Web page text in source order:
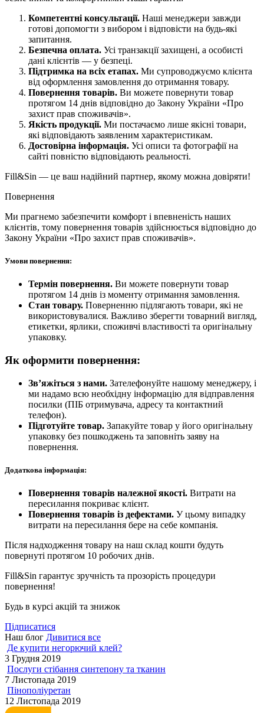
Компетентні консультації. Наші менеджери завжди
готові допомогти з вибором і відповісти на будь-які
запитання.
Безпечна оплата. Усі транзакції захищені, а особисті
дані клієнтів — у безпеці.
Підтримка на всіх етапах. Ми супроводжуємо клієнта
від оформлення замовлення до отримання товару.
Повернення товарів. Ви можете повернути товар
протягом 14 днів відповідно до Закону України «Про
захист прав споживачів».
Якість продукції. Ми постачаємо лише якісні товари,
які відповідають заявленим характеристикам.
Достовірна інформація. Усі описи та фотографії на
сайті повністю відповідають реальності.
Fill&Sin — це ваш надійний партнер, якому можна довіряти!
Повернення
Ми прагнемо забезпечити комфорт і впевненість наших
клієнтів, тому повернення товарів здійснюється відповідно до
Закону України «Про захист прав споживачів».
Умови повернення:
Термін повернення. Ви можете повернути товар
протягом 14 днів із моменту отримання замовлення.
Стан товару. Поверненню підлягають товари, які не
використовувалися. Важливо зберегти товарний вигляд,
етикетки, ярлики, споживчі властивості та оригінальну
упаковку.
Як оформити повернення:
Зв’яжіться з нами. Зателефонуйте нашому менеджеру, і
ми надамо всю необхідну інформацію для відправлення
посилки (ПІБ отримувача, адресу та контактний
телефон).
Підготуйте товар. Запакуйте товар у його оригінальну
упаковку без пошкоджень та заповніть заяву на
повернення.
Додаткова інформація:
Повернення товарів належної якості. Витрати на
пересилання покриває клієнт.
Повернення товарів із дефектами. У цьому випадку
витрати на пересилання бере на себе компанія.
Після надходження товару на наш склад кошти будуть
повернуті протягом 10 робочих днів.
Fill&Sin гарантує зручність та прозорість процедури
повернення!
Будь в курсі акцій та знижок
Підписатися
Наш блог Дивитися все
Де купити негорючий клей?
3 Грудня 2019
Послуги стібання синтепону та тканин
7 Листопада 2019
Пінополіуретан
12 Листопада 2019